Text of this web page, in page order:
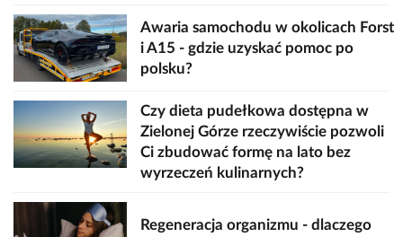
Awaria samochodu w okolicach Forst
i A15 - gdzie uzyskać pomoc po
polsku?
Czy dieta pudełkowa dostępna w
Zielonej Górze rzeczywiście pozwoli
Ci zbudować formę na lato bez
wyrzeczeń kulinarnych?
Regeneracja organizmu - dlaczego